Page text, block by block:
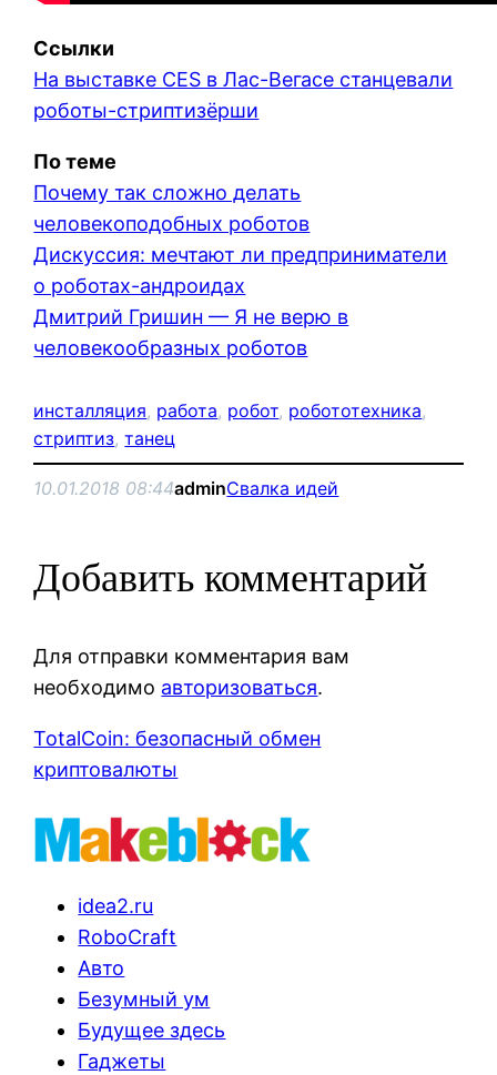
Ссылки
На выставке CES в Лас-Вегасе станцевали
роботы-стриптизёрши
По теме
Почему так сложно делать
человекоподобных роботов
Дискуссия: мечтают ли предприниматели
о роботах-андроидах
Дмитрий Гришин — Я не верю в
человекообразных роботов
инсталляция, работа, робот, робототехника
стриптиз, танец
10.01.2018 08:44adminСвалка идей
Добавить комментарий
Для отправки комментария вам
необходимо авторизоваться.
TotalCoin: безопасный обмен
криптовалюты
idea2.ru
RoboCraft
Авто
Безумный ум
Будущее здесь
Гаджеты